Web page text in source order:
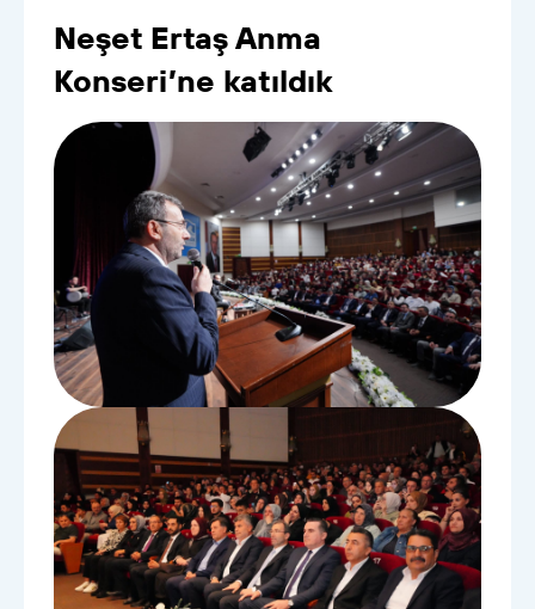
Neşet Ertaş Anma
Konseri’ne katıldık